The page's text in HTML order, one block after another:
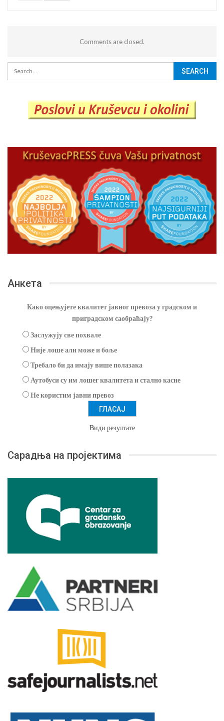
Comments are closed.
Анкета
Како оцењујете квалитет јавног превоза у градском и
приградском саобраћају?
Заслужују све похвале
Није лоше али може и боље
Требало би да имају више полазака
Аутобуси су им лошег квалитета и стално касне
Не користим јавни превоз
Види резултате
Сарадња на пројектима